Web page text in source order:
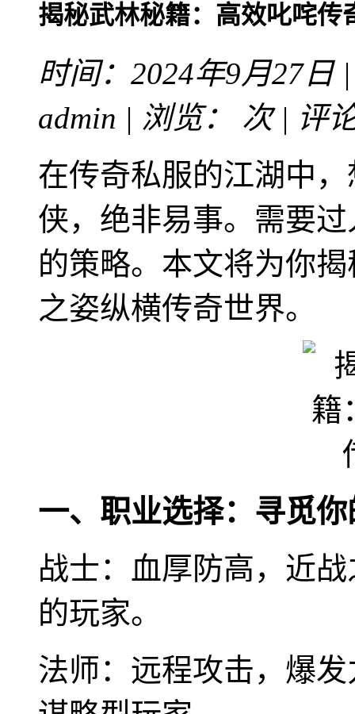
揭秘武林秘籍：高效叱咤传
时间：2024年9月27日
admin | 浏览：
次 | 评
在传奇私服的江湖中
侠，绝非易事。需要
的策略。本文将为你
之姿纵横传奇世界。
一、职业选择：寻觅
战士：血厚防高，近
的玩家。
法师：远程攻击，爆